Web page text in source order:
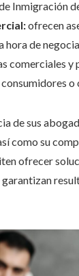
Inmigración
ofrecen
hora de
comerciales y
o
de sus
como su
ofrecer